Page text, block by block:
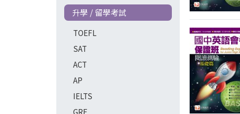
升學 / 留學考試
TOEFL
SAT
ACT
AP
IELTS
GRE